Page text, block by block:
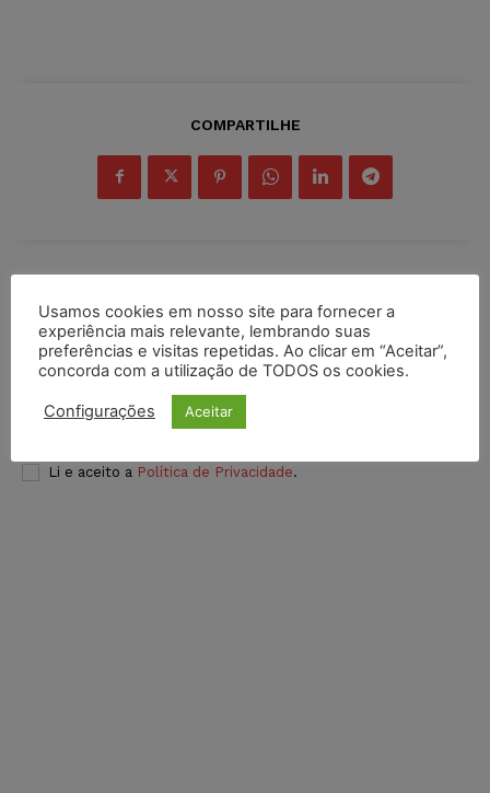
COMPARTILHE
INSCREVER
Li e aceito a Política de Privacidade.
Usamos cookies em nosso site para fornecer a
experiência mais relevante, lembrando suas
preferências e visitas repetidas. Ao clicar em “Aceitar”,
concorda com a utilização de TODOS os cookies.
Configurações Aceitar